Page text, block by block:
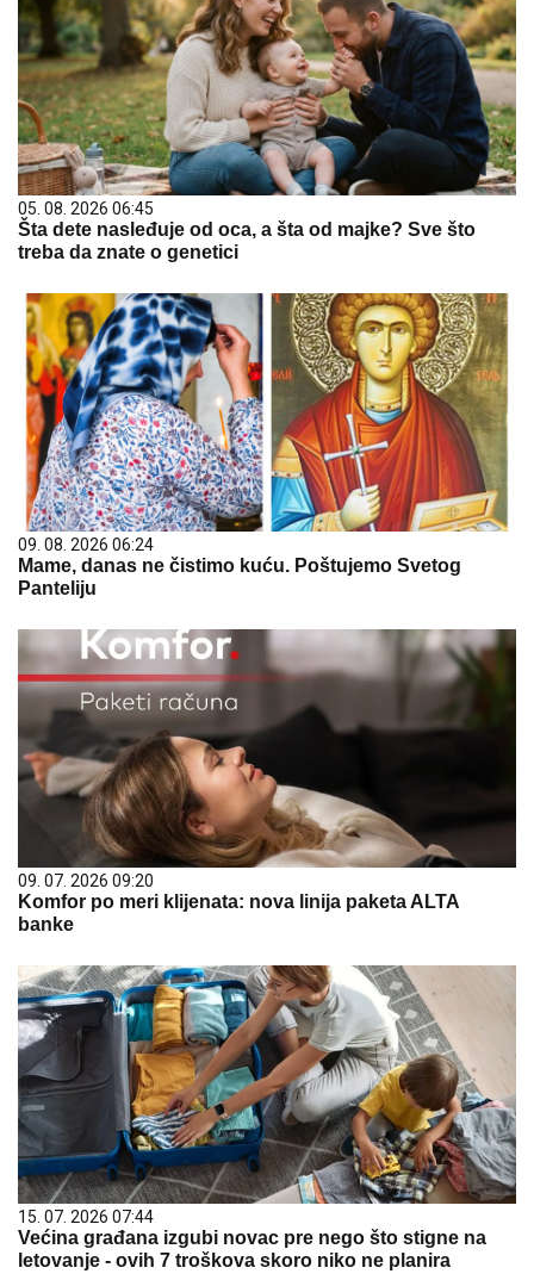
05. 08. 2026 06:45
Šta dete nasleđuje od oca, a šta od majke? Sve što
treba da znate o genetici
09. 08. 2026 06:24
Mame, danas ne čistimo kuću. Poštujemo Svetog
Panteliju
09. 07. 2026 09:20
Komfor po meri klijenata: nova linija paketa ALTA
banke
15. 07. 2026 07:44
Većina građana izgubi novac pre nego što stigne na
letovanje - ovih 7 troškova skoro niko ne planira